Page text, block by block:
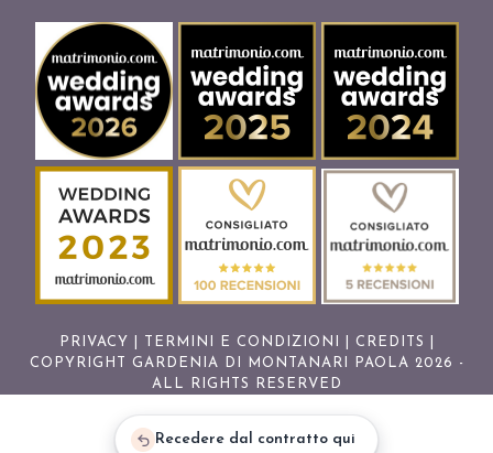
PRIVACY TERMINI E CONDIZIONI CREDITS
COPYRIGHT GARDENIA DI MONTANARI PAOLA 2026 -
ALL RIGHTS RESERVED
Recedere dal contratto qui